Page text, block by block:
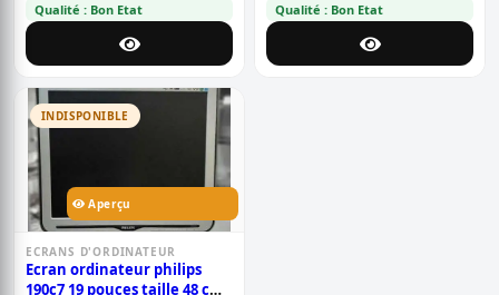
Qualité : Bon Etat Qualité : Bon Etat
INDISPONIBLE
Aperçu
ECRANS D'ORDINATEUR
Ecran ordinateur philips
190c7 19 pouces taille 48 cm